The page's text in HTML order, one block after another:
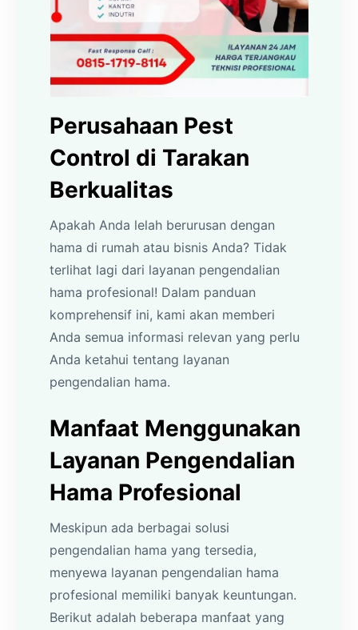
Perusahaan Pest
Control di Tarakan
Berkualitas
Apakah Anda lelah berurusan dengan
hama di rumah atau bisnis Anda? Tidak
terlihat lagi dari layanan pengendalian
hama profesional! Dalam panduan
komprehensif ini, kami akan memberi
Anda semua informasi relevan yang perlu
Anda ketahui tentang layanan
pengendalian hama.
Manfaat Menggunakan
Layanan Pengendalian
Hama Profesional
Meskipun ada berbagai solusi
pengendalian hama yang tersedia,
menyewa layanan pengendalian hama
profesional memiliki banyak keuntungan.
Berikut adalah beberapa manfaat yang